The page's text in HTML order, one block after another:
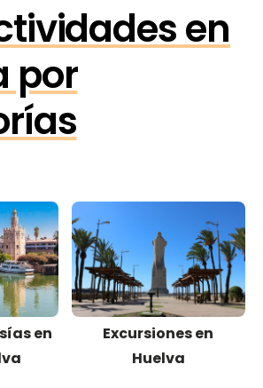
en
por
en
Excursiones en
Huelva